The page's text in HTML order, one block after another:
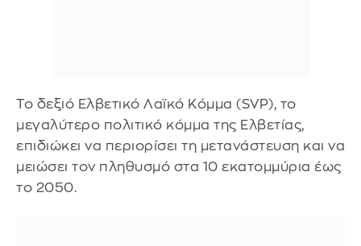
Το δεξιό Ελβετικό Λαϊκό Κόμμα (SVP), το
μεγαλύτερο πολιτικό κόμμα της Ελβετίας,
επιδιώκει να περιορίσει τη μετανάστευση και να
μειώσει τον πληθυσμό στα 10 εκατομμύρια έως
το 2050.